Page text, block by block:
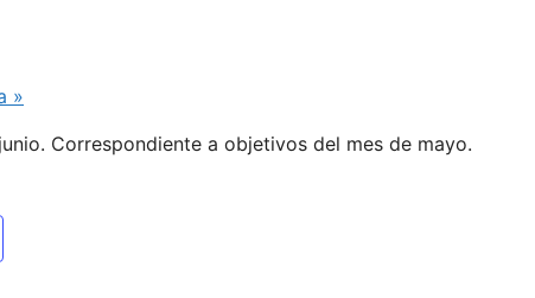
»
Correspondiente a objetivos del mes de mayo.